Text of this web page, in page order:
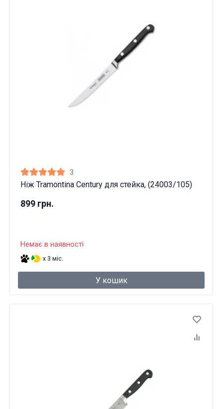
3
Ніж Tramontina Century для стейка, (24003/105)
899 грн.
Немає в наявності
x 3 міс.
У кошик